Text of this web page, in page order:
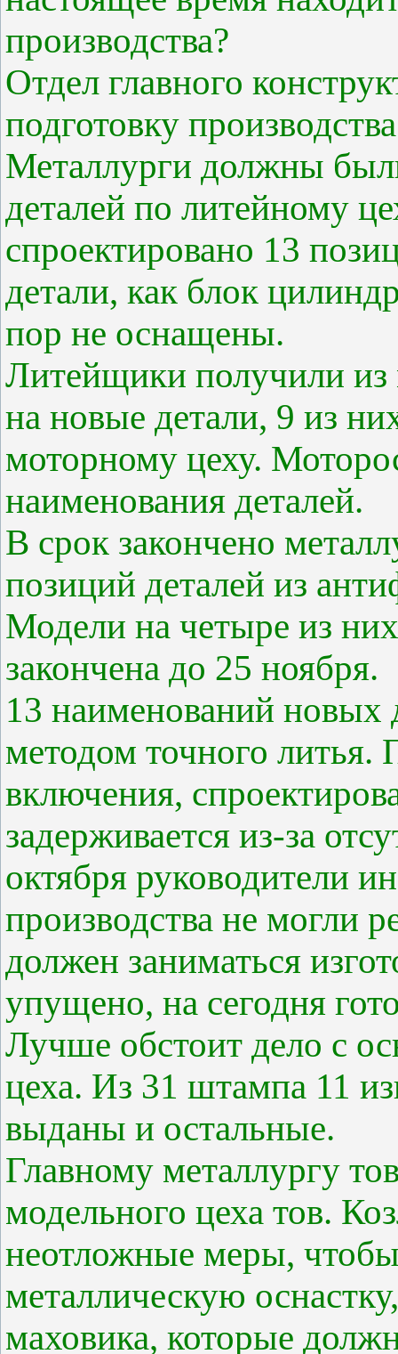
производства?
Отдел главного
подготовку
Металлурги должны
деталей по литейному
спроектировано 13
детали, как блок
пор не оснащены.
Литейщики получили из
на новые детали, 9 из
моторному цеху.
наименования деталей.
В срок закончено
позиций деталей из
Модели на четыре из
закончена до 25 ноября.
13 наименований новых
методом точного литья.
включения,
задерживается из-за
октября руководители
производства не могли
должен заниматься
упущено, на сегодня
Лучше обстоит дело с
цеха. Из 31 штампа 11
выданы и остальные.
Главному металлургу
модельного цеха тов.
неотложные меры,
металлическую
маховика, которые